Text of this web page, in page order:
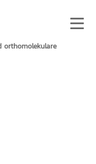
orthomolekulare